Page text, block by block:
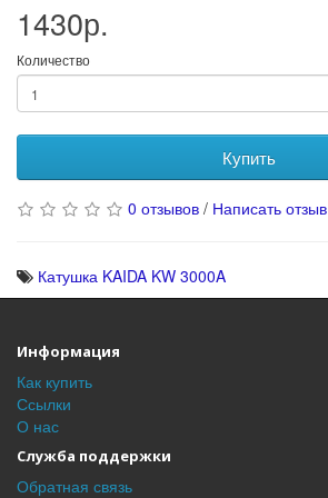
1430р.
Количество
Купить
0 отзывов / Написать отзыв
Катушка KAIDA KW 3000A
Информация
Как купить
Ссылки
О нас
Служба поддержки
Обратная связь